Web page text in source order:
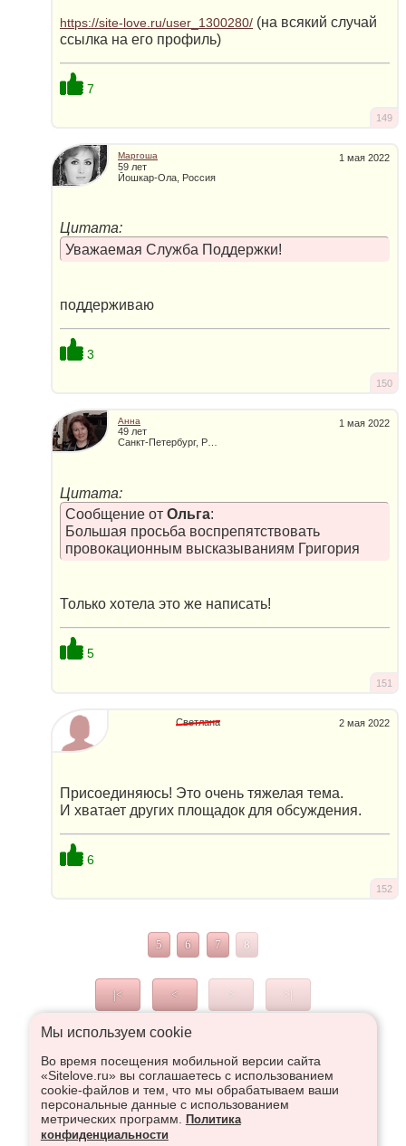
https://site-love.ru/user_1300280/ (на всякий слyчай
ссылка на его профиль)
7
149
1 мая 2022
Маргоша
59 лет
Йошкар-Ола, Россия
Цитата:
Уважаемая Служба Поддержки!
поддерживаю
3
150
1 мая 2022
Анна
49 лет
Санкт-Петербург, Россия
Цитата:
Сообщение от Ольга:
Большая просьба воспрепятствовать
провокационным высказываниям Григория
Только хотела это же написать!
5
151
2 мая 2022
Светлана
Присоединяюсь! Это очень тяжелая тема.
И хватает других площадок для обсуждения.
6
152
5 6 7 8
|< < > >|
Что высказаться в Рупор, необходимо войти или
зарегистрироваться:
Мы используем сookie
Во время посещения мобильной версии сайта
«Sitelove.ru» вы соглашаетесь с использованием
cookie-файлов и тем, что мы обрабатываем ваши
персональные данные с использованием
метрических программ.
Политика
конфиденциальности